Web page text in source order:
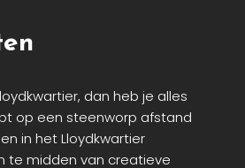
dan heb je alles
op een steenworp afstand
in het Lloydkwartier
te midden van creatieve